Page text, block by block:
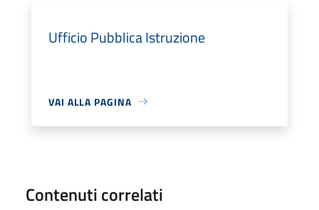
Ufficio Pubblica Istruzione
VAI ALLA PAGINA
Contenuti correlati